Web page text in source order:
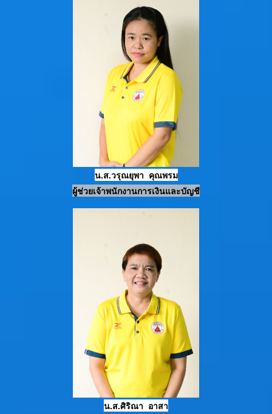
น.ส.วรุณยุพา คุณพรม
ผู้ช่วยเจ้าพนักงานการเงินและบัญชี
น.ส.ศิริณา อาสา